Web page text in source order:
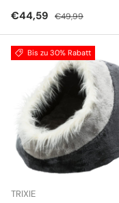
Verkaufspreis
€44,59 Normaler Preis
€49,99
Bis zu 30% Rabatt
TRIXIE